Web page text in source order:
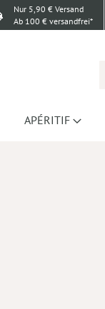
Nur 5,90 € Versand
Ab 100 € versandfrei*
APÉRITIF